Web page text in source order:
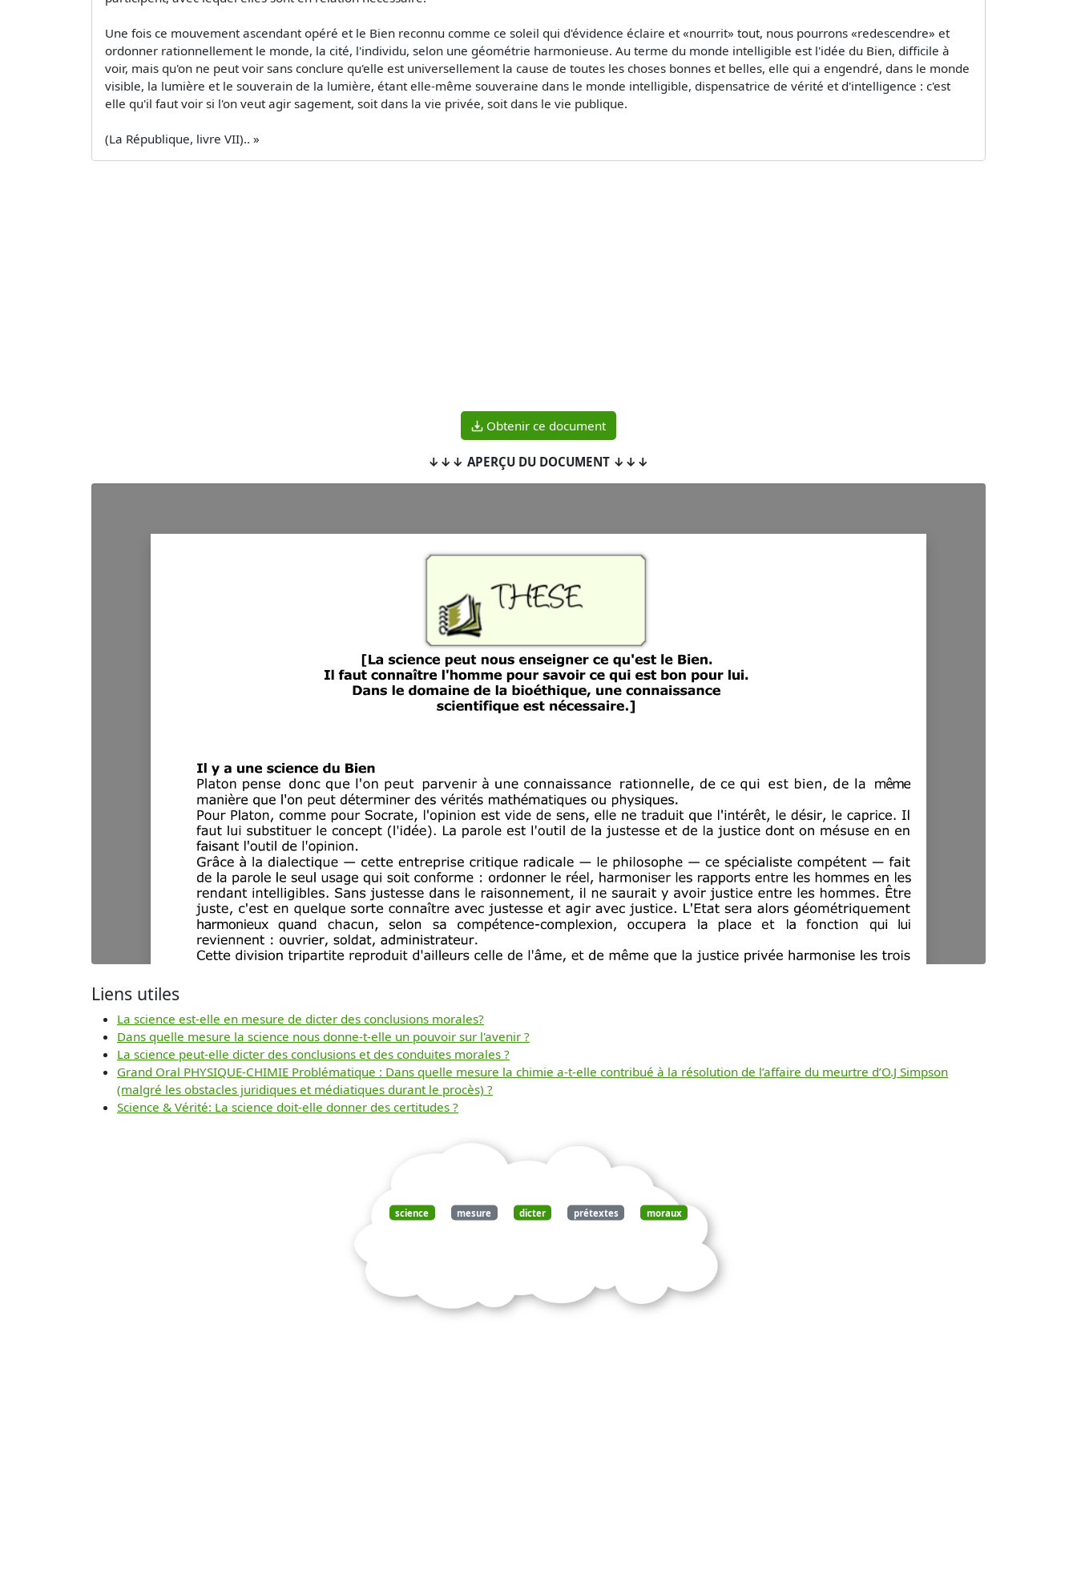
Une fois ce mouvement ascendant opéré et le Bien reconnu comme ce soleil qui d'évidence éclaire et «nourrit» tout, nous pourrons «redescendre» et
ordonner rationnellement le monde, la cité, l'individu, selon une géométrie harmonieuse. Au terme du monde intelligible est l'idée du Bien, difficile à
voir, mais qu'on ne peut voir sans conclure qu'elle est universellement la cause de toutes les choses bonnes et belles, elle qui a engendré, dans le monde
visible, la lumière et le souverain de la lumière, étant elle-même souveraine dans le monde intelligible, dispensatrice de vérité et d'intelligence : c'est
elle qu'il faut voir si l'on veut agir sagement, soit dans la vie privée, soit dans le vie publique.
(La République, livre VII).. »
Obtenir ce document
↓↓↓ APERÇU DU DOCUMENT ↓↓↓
Télécharger
gratuitement ce
document
Liens utiles
La science est-elle en mesure de dicter des conclusions morales?
Dans quelle mesure la science nous donne-t-elle un pouvoir sur l'avenir ?
La science peut-elle dicter des conclusions et des conduites morales ?
Grand Oral PHYSIQUE-CHIMIE Problématique : Dans quelle mesure la chimie a-t-elle contribué à la résolution de l’affaire du meurtre d’O.J Simpson
(malgré les obstacles juridiques et médiatiques durant le procès) ?
Science & Vérité: La science doit-elle donner des certitudes ?
science mesure dicter prétextes moraux